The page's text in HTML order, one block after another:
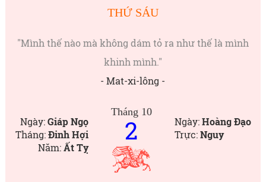
THỨ SÁU
"Mình thế nào mà không dám tỏ ra như thế là mình
khinh mình."
- Mat-xi-lông -
Ngày:Giáp Ngọ
Tháng:Đinh Hợi
Năm:Ất Tỵ
Tháng 10
2 Ngày:Hoàng Đạo
Trực:Nguy